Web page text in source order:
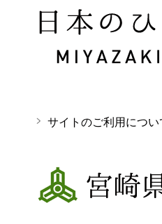
日本のひなた 宮崎県
サイトのご利用につい
宮崎県